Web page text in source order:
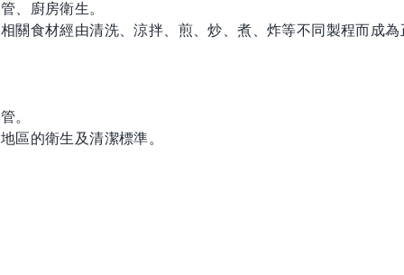
、廚房衛生。
關食材經由清洗、涼拌、煎、炒、煮、炸等不同製程而成
。
區的衛生及清潔標準。